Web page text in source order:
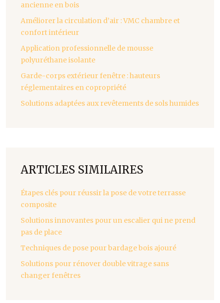
ancienne en bois
Améliorer la circulation d’air : VMC chambre et
confort intérieur
Application professionnelle de mousse
polyuréthane isolante
Garde-corps extérieur fenêtre : hauteurs
réglementaires en copropriété
Solutions adaptées aux revêtements de sols humides
ARTICLES SIMILAIRES
Étapes clés pour réussir la pose de votre terrasse
composite
Solutions innovantes pour un escalier qui ne prend
pas de place
Techniques de pose pour bardage bois ajouré
Solutions pour rénover double vitrage sans
changer fenêtres